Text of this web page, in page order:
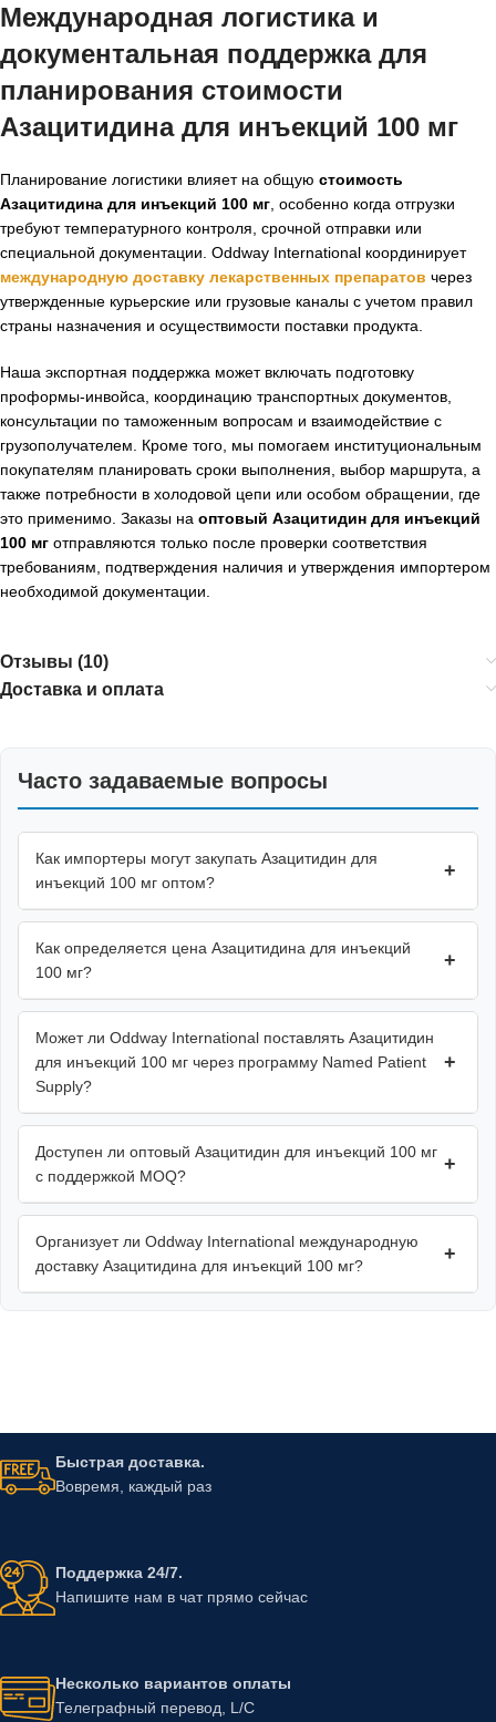
Международная логистика и
документальная поддержка для
планирования стоимости
Азацитидина для инъекций 100 мг
Планирование логистики влияет на общую стоимость
Азацитидина для инъекций 100 мг , особенно когда отгрузки
требуют температурного контроля, срочной отправки или
специальной документации. Oddway International координирует
международную доставку лекарственных препаратов через
утвержденные курьерские или грузовые каналы с учетом правил
страны назначения и осуществимости поставки продукта.
Наша экспортная поддержка может включать подготовку
проформы-инвойса, координацию транспортных документов,
консультации по таможенным вопросам и взаимодействие с
грузополучателем. Кроме того, мы помогаем институциональным
покупателям планировать сроки выполнения, выбор маршрута, а
также потребности в холодовой цепи или особом обращении, где
это применимо. Заказы на оптовый Азацитидин для инъекций
100 мг отправляются только после проверки соответствия
требованиям, подтверждения наличия и утверждения импортером
необходимой документации.
Отзывы (10)
Доставка и оплата
Часто задаваемые вопросы
Как импортеры могут закупать Азацитидин для
инъекций 100 мг оптом?
+
Как определяется цена Азацитидина для инъекций
100 мг?
+
Может ли Oddway International поставлять Азацитидин
для инъекций 100 мг через программу Named Patient
Supply?
+
Доступен ли оптовый Азацитидин для инъекций 100 мг
с поддержкой MOQ?
+
Организует ли Oddway International международную
доставку Азацитидина для инъекций 100 мг?
+
Быстрая доставка.
Вовремя, каждый раз
Поддержка 24/7.
Напишите нам в чат прямо сейчас
Несколько вариантов оплаты
Телеграфный перевод, L/C